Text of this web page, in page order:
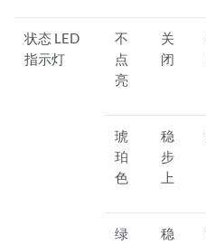
状态 LED
指示灯
不
点
亮
关
闭
琥
珀
色
稳
步
上
绿
稳